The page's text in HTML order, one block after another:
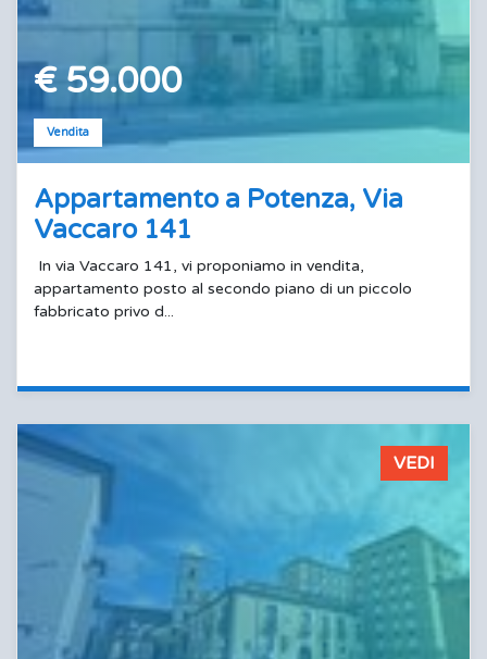
€ 59.000
Vendita
Appartamento a Potenza, Via
Vaccaro 141
In via Vaccaro 141, vi proponiamo in vendita,
appartamento posto al secondo piano di un piccolo
fabbricato privo d...
VEDI